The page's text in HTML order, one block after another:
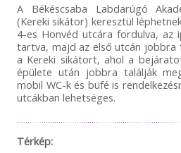
A Békéscsaba Labdarúgó
(Kereki sikátor) keresztül
4-es Honvéd utcára fordulva, az
tartva, majd az első utcán jobbra
a Kereki sikátort, ahol a
épülete után jobbra találják
mobil WC-k és büfé is
utcákban lehetséges.
Térkép: